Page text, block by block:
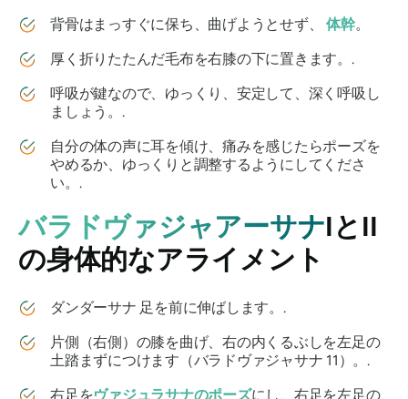
背骨はまっすぐに保ち、曲げようとせず、体幹。
厚く折りたたんだ毛布を右膝の下に置きます。.
呼吸が鍵なので、ゆっくり、安定して、深く呼吸し
ましょう。.
自分の体の声に耳を傾け、痛みを感じたらポーズを
やめるか、ゆっくりと調整するようにしてくださ
い。.
バラドヴァジャアーサナIとII
の身体的なアライメント
ダンダーサナ 足を前に伸ばします。.
片側（右側）の膝を曲げ、右の内くるぶしを左足の
土踏まずにつけます（バラドヴァジャサナ 11）。.
右足をヴァジュラサナのポーズにし、右足を左足の